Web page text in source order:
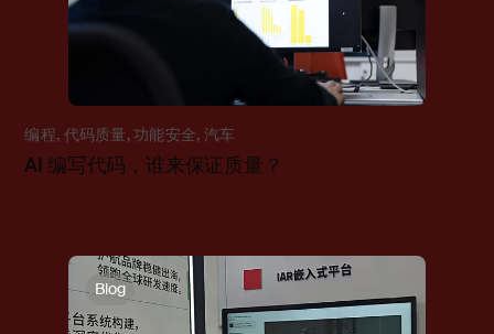
编程, 代码质量,功能安全, 汽车
AI 编写代码，谁来保证质量？
Blog